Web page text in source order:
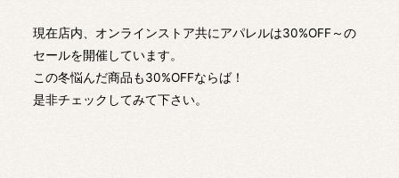
現在店内、オンラインストア共にアパレルは30%OFF～の
セールを開催しています。
この冬悩んだ商品も30%OFFならば！
是非チェックしてみて下さい。